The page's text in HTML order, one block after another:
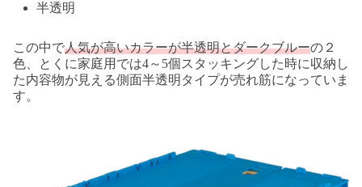
半透明
この中で人気が高いカラーが半透明とダークブルーの２
色、とくに家庭用では4～5個スタッキングした時に収納し
た内容物が見える側面半透明タイプが売れ筋になっていま
す。